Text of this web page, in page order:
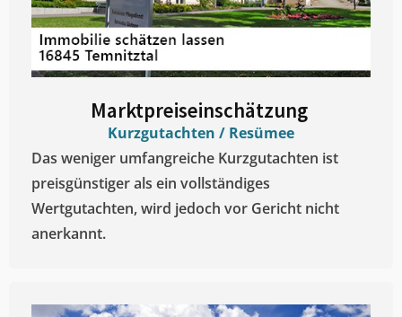
Marktpreiseinschätzung ​
Kurzgutachten / Resümee
Das weniger umfangreiche Kurzgutachten ist
preisgünstiger als ein vollständiges
Wertgutachten, wird jedoch vor Gericht nicht
anerkannt.